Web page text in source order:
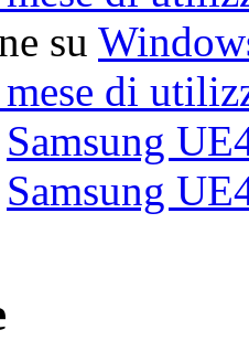
su
di
Samsung
Samsung